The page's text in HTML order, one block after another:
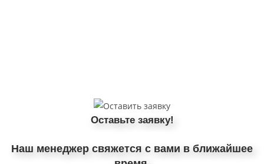
Оставьте заявку!
Наш менеджер свяжется с вами в ближайшее